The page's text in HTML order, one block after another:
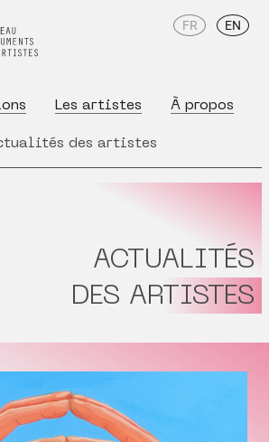
Les artistes À propos
FR EN
des artistes
ACTUALITÉS
DES ARTISTES